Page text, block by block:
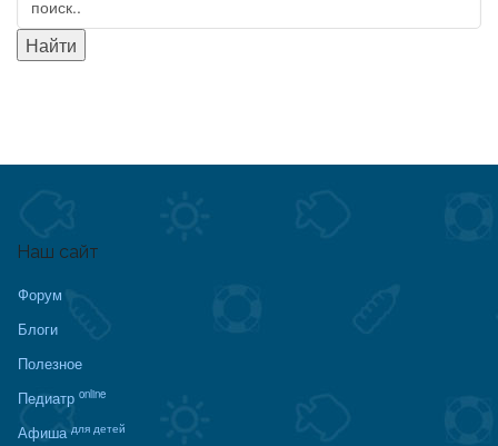
Наш сайт
Форум
Блоги
Полезное
Педиатр online
Афиша для детей